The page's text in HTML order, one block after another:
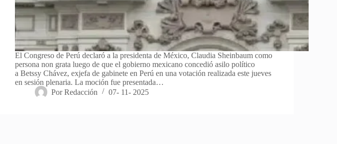
El Congreso de Perú declaró a la presidenta de México, Claudia Sheinbaum como
persona non grata luego de que el gobierno mexicano concedió asilo político
a Betssy Chávez, exjefa de gabinete en Perú en una votación realizada este jueves
en sesión plenaria. La moción fue presentada…
Por Redacción 07- 11- 2025